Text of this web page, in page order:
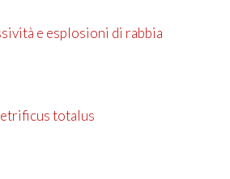
e esplosioni di rabbia
totalus